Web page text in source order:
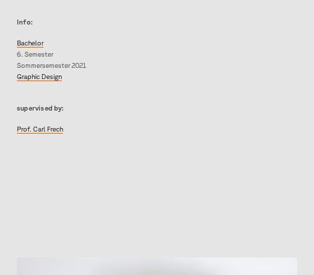
Info:
Bachelor
6. Semester
Sommersemester 2021
Graphic Design
supervised by:
Prof. Carl Frech